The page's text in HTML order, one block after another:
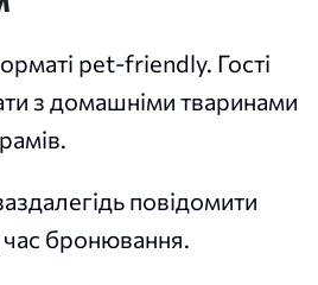
pet-friendly. Гості
з домашніми тваринами
повідомити
час бронювання.